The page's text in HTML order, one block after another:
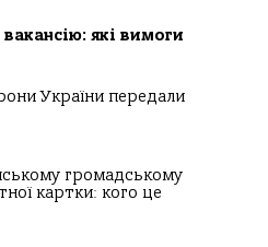
які вимоги
України передали
громадському
картки: кого це